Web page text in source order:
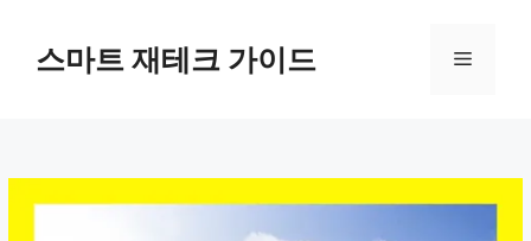
스마트 재테크 가이드 메